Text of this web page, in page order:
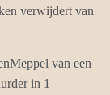
verwijdert van
van een
in 1